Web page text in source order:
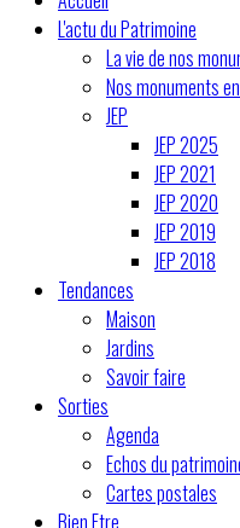
L'actu du Patrimoine
La vie de nos
Nos monuments
JEP
JEP 2025
JEP 2021
JEP 2020
JEP 2019
JEP 2018
Tendances
Maison
Jardins
Savoir faire
Sorties
Agenda
Echos du
Cartes postales
Bien Etre